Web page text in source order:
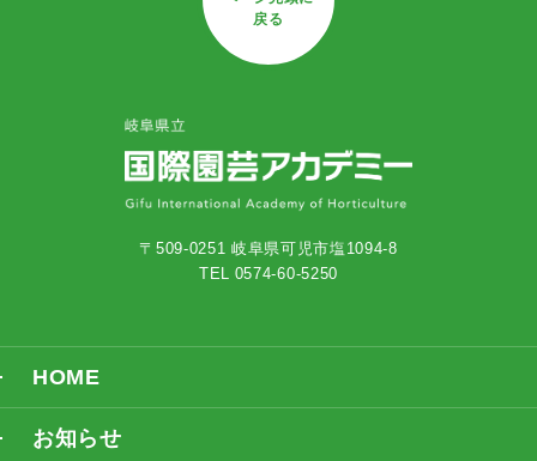
戻る
〒509-0251 岐阜県可児市塩1094-8
TEL 0574-60-5250
HOME
お知らせ